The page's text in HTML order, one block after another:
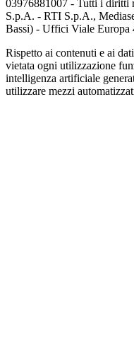
03976881007 - Tutti i diritti
S.p.A. - RTI S.p.A.,
Bassi) - Uffici Viale Europa
Rispetto ai contenuti e ai
vietata ogni utilizzazione
intelligenza artificiale
utilizzare mezzi